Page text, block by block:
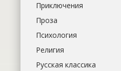
Приключения
Проза
Психология
Религия
Русская классика